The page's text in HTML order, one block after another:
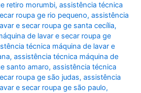
retiro morumbi,assistência técnica
roupa ge rio pequeno,assistência
e secar roupa ge santa cecília,
de lavar e secar roupa ge
técnica máquina de lavar e
,assistência técnica máquina de
santo amaro,assistência técnica
roupa ge são judas,assistência
e secar roupa ge são paulo,